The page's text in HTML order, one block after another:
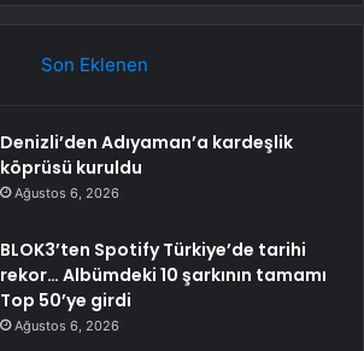
Son Eklenen
Denizli’den Adıyaman’a kardeşlik
köprüsü kuruldu
Ağustos 6, 2026
BLOK3’ten Spotify Türkiye’de tarihi
rekor… Albümdeki 10 şarkının tamamı
Top 50’ye girdi
Ağustos 6, 2026